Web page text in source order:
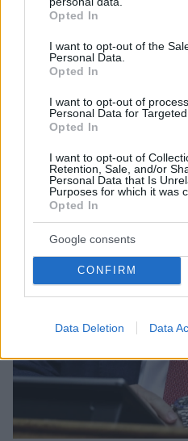
grant or deny consent to
use your data for below
consent section.
Opted In
I want to opt-out of the
Personal Data.
Opted In
I want to opt-out of
Personal Data for Targeted
Opted In
I want to opt-out of
Retention, Sale, and/or
Personal Data that Is
Purposes for which it was
Opted In
Google consents
CONFIRM
Data Deletion Data
Η μετάλλαξη Omicron
την αμφιβολία για τη
τεστ αντιγόνου